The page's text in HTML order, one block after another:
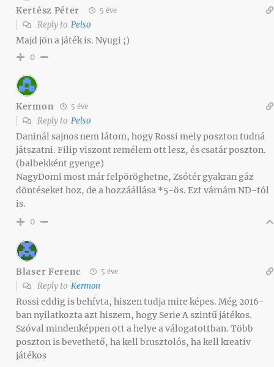
Kertész Péter 5 éve
Reply to Pelso
Majd jön a játék is. Nyugi ;)
0
Kermon 5 éve
Reply to Pelso
Daninál sajnos nem látom, hogy Rossi mely poszton tudná
játszatni. Filip viszont remélem ott lesz, és csatár poszton.
(balbekként gyenge)
NagyDomi most már felpöröghetne, Zsótér gyakran gáz
döntéseket hoz, de a hozzáállása *5-ös. Ezt várnám ND-tól
is.
0
Blaser Ferenc 5 éve
Reply to Kermon
Rossi eddig is behívta, hiszen tudja mire képes. Még 2016-
ban nyilatkozta azt hiszem, hogy Serie A szintű játékos.
Szóval mindenképpen ott a helye a válogatottban. Több
poszton is bevethető, ha kell brusztolós, ha kell kreatív
játékos